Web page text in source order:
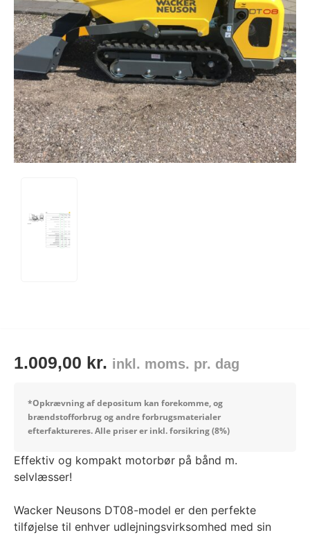
Tips og tricks
4.4 Google Reviews
4.7 Trustpilot
1.009,00 kr. inkl. moms. pr. dag
*Opkrævning af depositum kan forekomme, og
brændstofforbrug og andre forbrugsmaterialer
efterfaktureres.Alle priser er inkl. forsikring (8%)
Effektiv og kompakt motorbør på bånd m.
selvlæsser!
Wacker Neusons DT08-model er den perfekte
tilføjelse til enhver udlejningsvirksomhed med sin